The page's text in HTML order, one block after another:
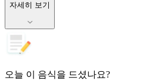
자세히 보기
오늘 이 음식을 드셨나요?